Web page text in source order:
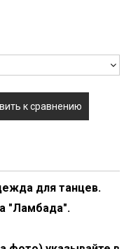
к сравнению
для танцев.
"Ламбада".